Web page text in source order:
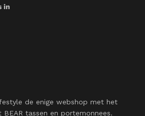
in
de enige webshop met het
tassen en portemonnees.